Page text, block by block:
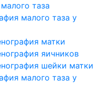
таза
малого таза у
матки
яичников
шейки матки
малого таза у